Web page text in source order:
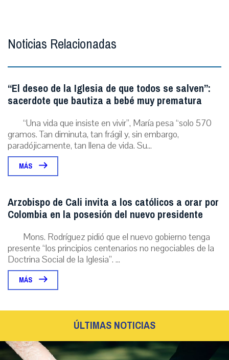
Noticias Relacionadas
“El deseo de la Iglesia de que todos se salven”:
sacerdote que bautiza a bebé muy prematura
“Una vida que insiste en vivir”, María pesa “solo 570
gramos. Tan diminuta, tan frágil y, sin embargo,
paradójicamente, tan llena de vida. Su...
MÁS
Arzobispo de Cali invita a los católicos a orar por
Colombia en la posesión del nuevo presidente
Mons. Rodríguez pidió que el nuevo gobierno tenga
presente “los principios centenarios no negociables de la
Doctrina Social de la Iglesia”. ...
MÁS
ÚLTIMAS NOTICIAS